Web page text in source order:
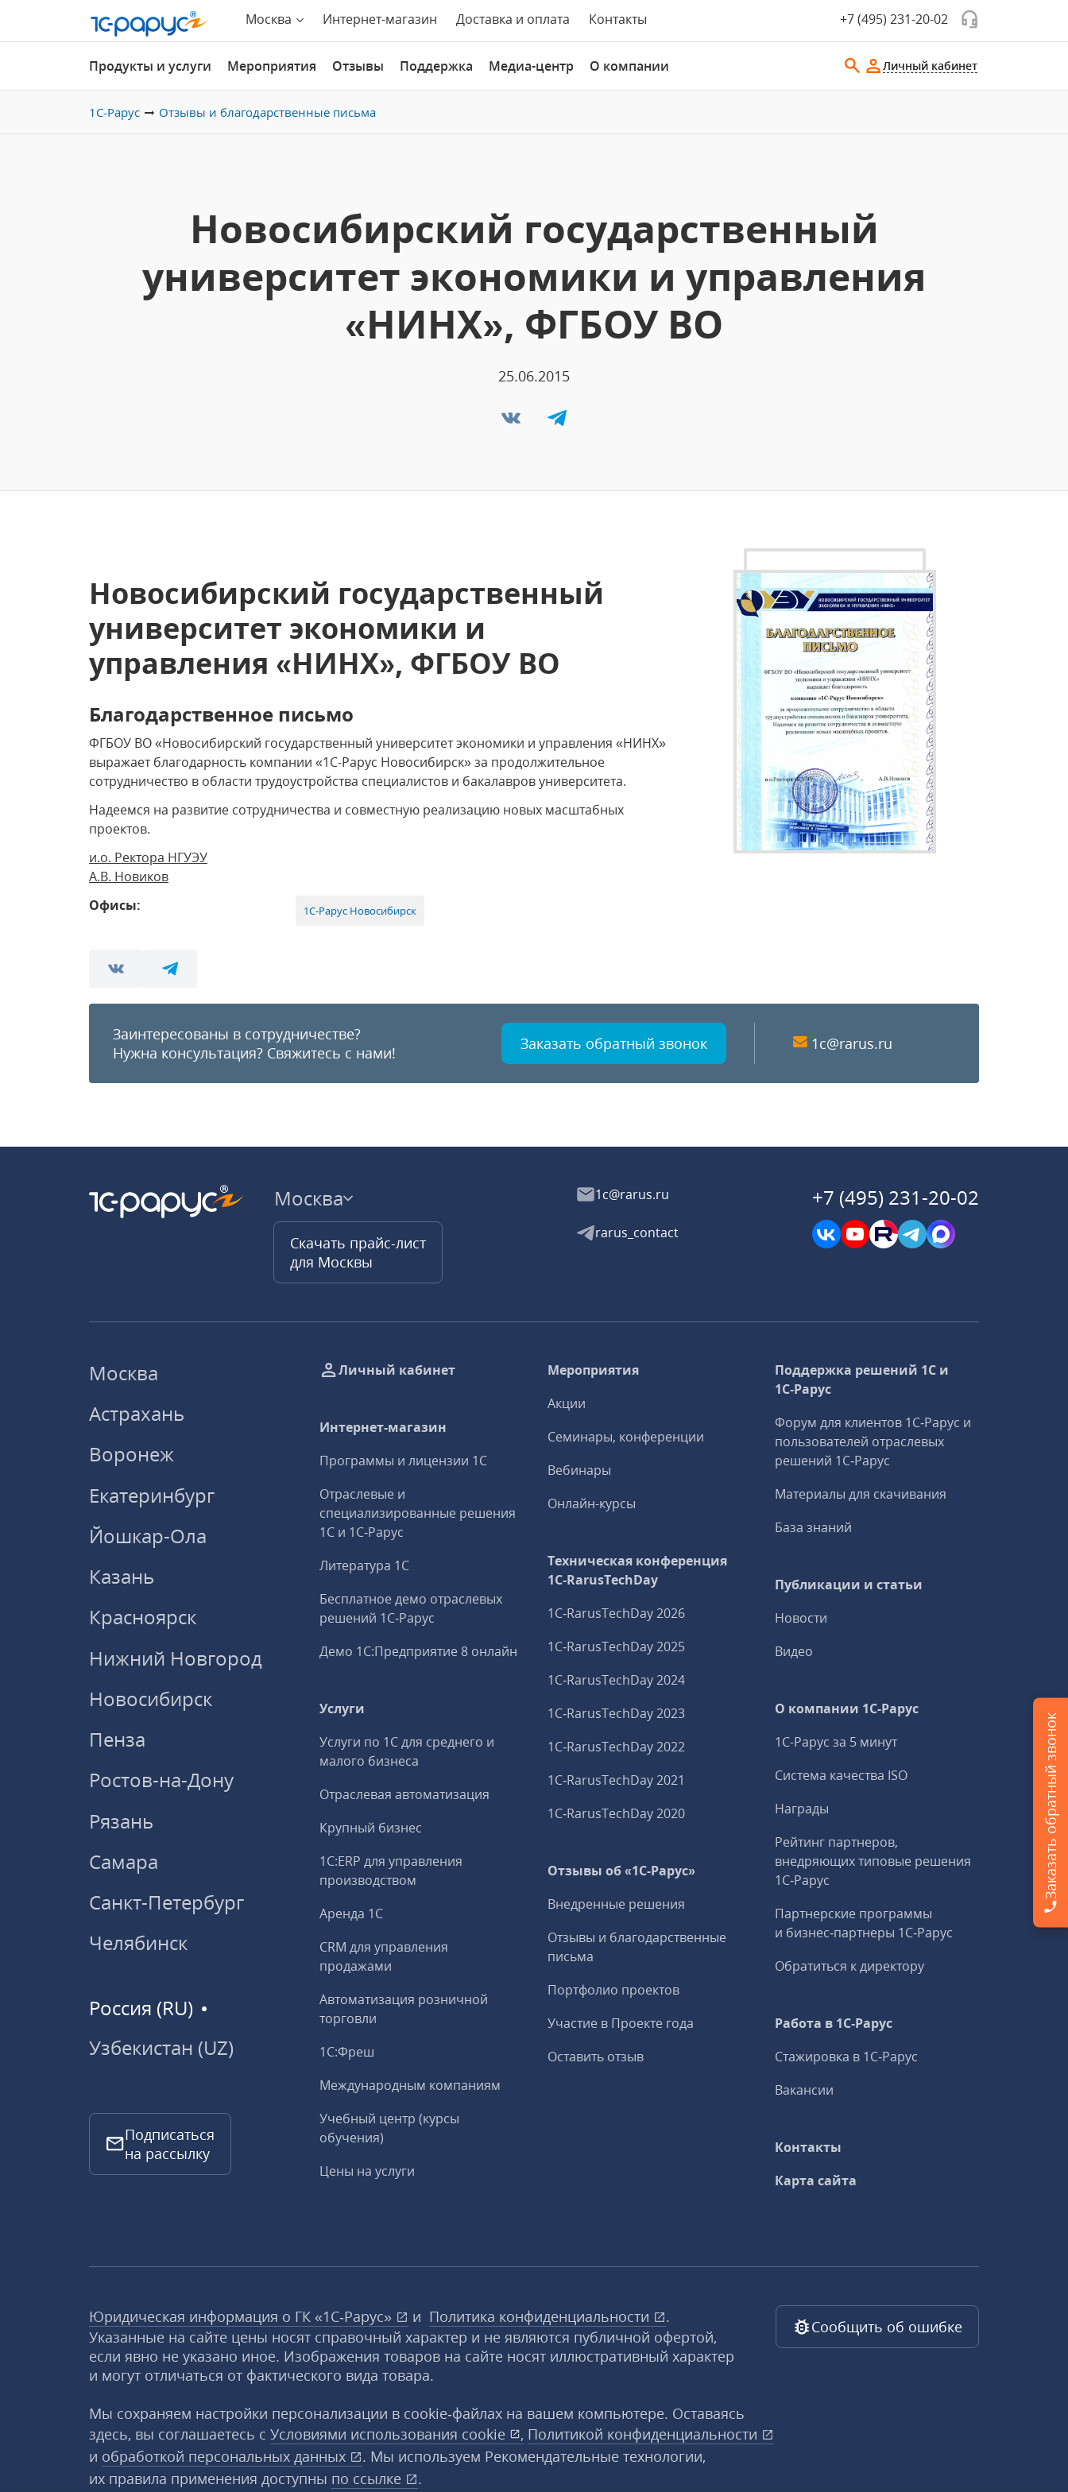
Москва Интернет-магазин Доставка и оплата Контакты +7 (495) 231-20-02
Продукты и услуги Мероприятия Отзывы Поддержка Медиа-центр О компании Личный кабинет
1С-Рарус Отзывы и благодарственные письма
Новосибирский государственный
университет экономики и управления
«НИНХ», ФГБОУ ВО
25.06.2015
Новосибирский государственный
университет экономики и
управления «НИНХ», ФГБОУ ВО
Благодарственное письмо
ФГБОУ ВО «Новосибирский государственный университет экономики и управления «НИНХ»
выражает благодарность компании «1С-Рарус Новосибирск» за продолжительное
сотрудничество в области трудоустройства специалистов и бакалавров университета.
Надеемся на развитие сотрудничества и совместную реализацию новых масштабных
проектов.
и.о. Ректора НГУЭУ
А.В. Новиков
Офисы:
1С-Рарус Новосибирск
Заинтересованы в сотрудничестве?
Нужна консультация? Свяжитесь с нами! Заказать обратный звонок 1c@rarus.ru
Москва
Скачать прайс-лист
для Москвы
1c@rarus.ru
rarus_contact
+7 (495) 231-20-02
Москва
Астрахань
Воронеж
Екатеринбург
Йошкар-Ола
Казань
Красноярск
Нижний Новгород
Новосибирск
Пенза
Ростов-на-Дону
Рязань
Самара
Санкт-Петербург
Челябинск
Россия (RU)
Узбекистан (UZ)
Подписаться
на рассылку
Личный кабинет
Интернет-магазин
Программы и лицензии 1С
Отраслевые и
специализированные решения
1С и 1С‑Рарус
Литература 1С
Бесплатное демо отраслевых
решений 1С‑Рарус
Демо 1С:Предприятие 8 онлайн
Услуги
Услуги по 1С для среднего и
малого бизнеса
Отраслевая автоматизация
Крупный бизнес
1С:ERP для управления
производством
Аренда 1С
CRM для управления
продажами
Автоматизация розничной
торговли
1С:Фреш
Международным компаниям
Учебный центр (курсы
обучения)
Цены на услуги
Мероприятия
Акции
Семинары, конференции
Вебинары
Онлайн-курсы
Техническая конференция
1C‑RarusTechDay
1C‑RarusTechDay 2026
1C‑RarusTechDay 2025
1C‑RarusTechDay 2024
1C‑RarusTechDay 2023
1C‑RarusTechDay 2022
1C‑RarusTechDay 2021
1C‑RarusTechDay 2020
Отзывы об «1С-Рарус»
Внедренные решения
Отзывы и благодарственные
письма
Портфолио проектов
Участие в Проекте года
Оставить отзыв
Поддержка решений 1С и
1С‑Рарус
Форум для клиентов 1С‑Рарус и
пользователей отраслевых
решений 1С‑Рарус
Материалы для скачивания
База знаний
Публикации и статьи
Новости
Видео
О компании 1C-Рарус
1С-Рарус за 5 минут
Система качества ISO
Награды
Рейтинг партнеров,
внедряющих типовые решения
1С‑Рарус
Партнерские программы
и бизнес‑партнеры 1С‑Рарус
Обратиться к директору
Работа в 1С‑Рарус
Стажировка в 1С‑Рарус
Вакансии
Контакты
Карта сайта
Юридическая информация о ГК «1С‑Рарус» и Политика конфиденциальности
.
Указанные на сайте цены носят справочный характер и не являются публичной офертой,
если явно не указано иное. Изображения товаров на сайте носят иллюстративный характер
и могут отличаться от фактического вида товара.
Мы сохраняем настройки персонализации в cookie‑файлах на вашем компьютере. Оставаясь
здесь, вы соглашаетесь с Условиями использования cookie , Политикой конфиденциальности
и обработкой персональных данных
. Мы используем Рекомендательные технологии,
их правила применения доступны по ссылке
.
Сообщить об ошибке
Заказать обратный звонок